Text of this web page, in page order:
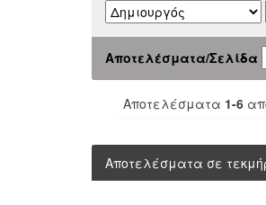
Αποτελέσματα/Σελίδα
Αποτελέσματα 1-6
Αποτελέσματα σε